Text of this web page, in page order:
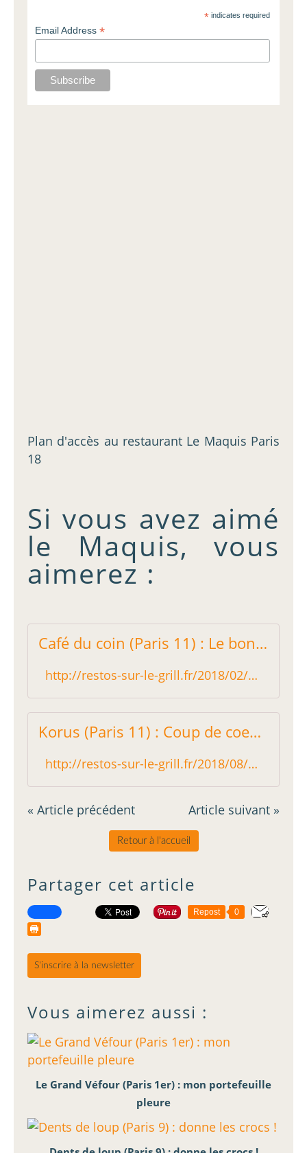
*indicates required
Email Address*
Plan d'accès au restaurant Le Maquis Paris
18
Si vous avez aimé
le Maquis, vous
aimerez :
Café du coin (Paris 11) : Le bon plan déjeuner du quartier - Restos sur le Grill - Blog critique des restaurants de Paris indépendant !
http://restos-sur-le-grill.fr/2018/02/cafe-du-coin-paris-11-le-bon-plan-dejeuner-du-quartier.html
Korus (Paris 11) : Coup de coeur de folie! - Restos sur le Grill - Blog critique des restaurants de Paris indépendant !
http://restos-sur-le-grill.fr/2018/08/korus-paris-11-coup-de-coeur-de-folie.html
« Article précédent Article suivant »
Retour à l'accueil
Partager cet article
Repost 0
S'inscrire à la newsletter
Vous aimerez aussi :
Le Grand Véfour (Paris 1er) : mon portefeuille
pleure